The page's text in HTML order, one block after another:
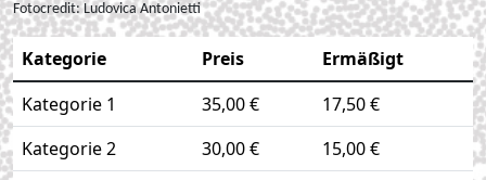
Fotocredit: Ludovica Antonietti
Kategorie Preis
Ermäßigt
Kategorie 1
35,00 €
17,50 €
Kategorie 2
30,00 €
15,00 €